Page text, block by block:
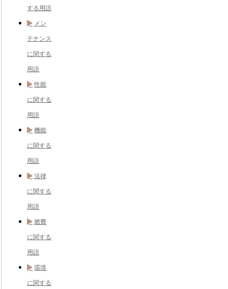
する用語
メン
テナンス
に関する
用語
性能
に関する
用語
機能
に関する
用語
法律
に関する
用語
燃費
に関する
用語
環境
に関する